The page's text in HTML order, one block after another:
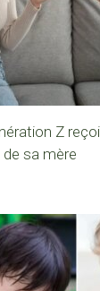
Z
sa mère